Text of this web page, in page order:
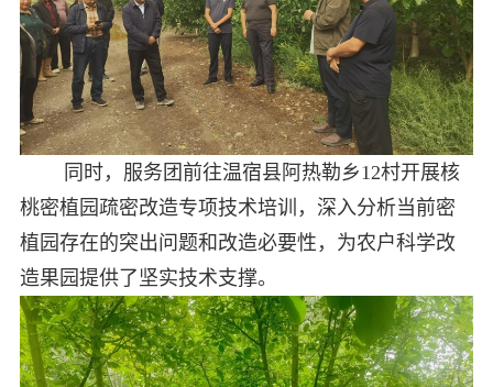
同时，服务团前往温宿县阿热勒乡12村开展核
桃密植园疏密改造专项技术培训，深入分析当前密
植园存在的突出问题和改造必要性，为农户科学改
造果园提供了坚实技术支撑。